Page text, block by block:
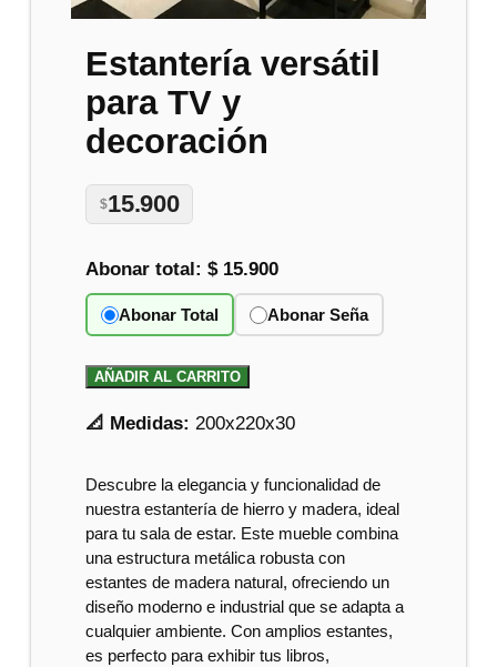
Estantería versátil
para TV y
decoración
$15.900
Abonar total:$ 15.900
Abonar Total Abonar Seña
AÑADIR AL CARRITO
📐 Medidas: 200x220x30
Descubre la elegancia y funcionalidad de
nuestra estantería de hierro y madera, ideal
para tu sala de estar. Este mueble combina
una estructura metálica robusta con
estantes de madera natural, ofreciendo un
diseño moderno e industrial que se adapta a
cualquier ambiente. Con amplios estantes,
es perfecto para exhibir tus libros,